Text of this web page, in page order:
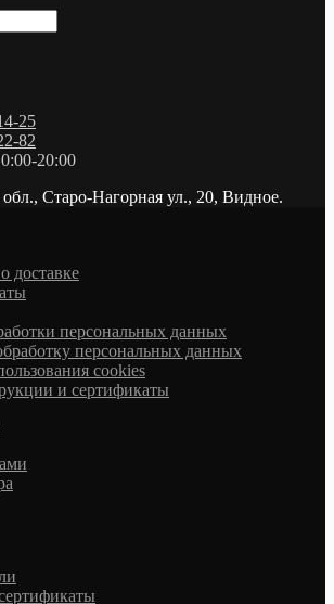
25
82
20:00
Старо-Нагорная ул., 20, Видное.
доставке
персональных данных
персональных данных
cookies
и сертификаты